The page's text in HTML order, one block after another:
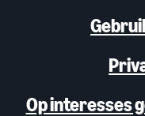
Op interesses